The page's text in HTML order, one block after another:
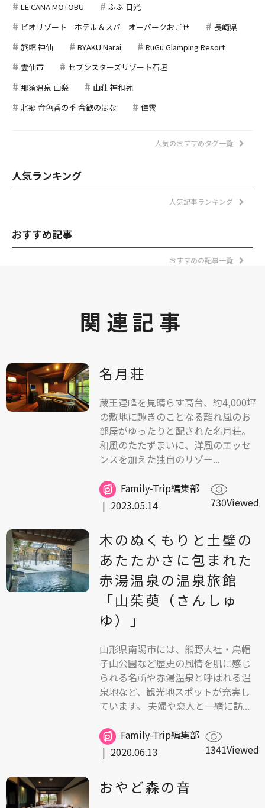
LE CANA MOTOBU
ふふ 日光
ビオリゾート ホテル＆スパ オーパークおごせ
長崎県
旅館 神仙
BYAKU Narai
RuGu Glamping Resort
雲仙市
セブンスターズリゾート石垣
那須温泉 山楽
山荘 神和苑
北郷 音色香の季 合歓のはな
佳雲
人気のおすすめタグ一覧
人気ランキング
人気記事ランキング
おすすめ記事
おすすめの記事一覧
関連記事
名月荘
蔵王連峰を見晴らす高台、約4,000坪
の敷地に趣きのことなる離れ風のお
部屋がゆったりと配された名月荘。
和風のたたずまいに、洋風のエッセ
ンスを加えた独自のリゾー...
Family-Trip編集部
| 2023.05.14 730Viewed
木のぬくもりと土壁の
あたたかさに包まれた
赤湯温泉の温泉旅館
「山茱萸（さんしゅ
ゆ）」
山形県南陽市には、熊野大社・烏帽
子山公園など歴史の風情を肌に感じ
られる名所や赤湯温泉と呼ばれる温
泉地など、観光地スポットが充実し
ています。 夫婦や恋人と一緒に訪...
Family-Trip編集部
| 2020.06.13 1341Viewed
おやど森の音